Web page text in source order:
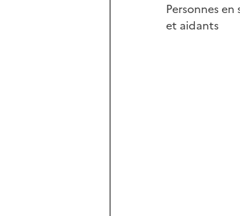
Personnes
et aidants